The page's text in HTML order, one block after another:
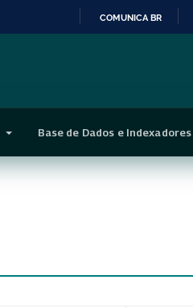
CONTEÚDO
COMUNICA BR
Base de Dados e Indexadores